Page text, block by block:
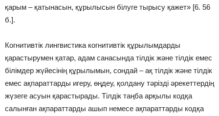
қарым – қатынасын, құрылысын білуге тырысу қажет» [6. 56
б.].
Когнитивтік лингвистика когнитивтік құрылымдарды
қарастырумен қатар, адам санасында тілдік және тілдік емес
білімдер жүйесінің құрылымын, сондай – ақ тілдік және тілдік
емес ақпараттарды игеру, өңдеу, қолдану тәрізді әрекеттердің
жүзеге асуын қарастырады. Тілдік таңба арқылы кодқа
салынған ақпараттарды ашып немесе ақпараттарды кодқа